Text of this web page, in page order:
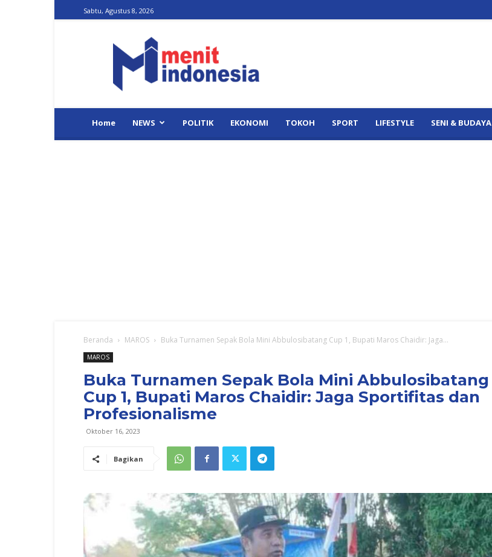
Sabtu, Agustus 8, 2026
Indonesia
Home NEWS POLITIK EKONOMI TOKOH SPORT LIFESTYLE SENI & BUDAYA
Beranda MAROS Buka Turnamen Sepak Bola Mini Abbulosibatang Cup 1, Bupati Maros Chaidir: Jaga...
MAROS
Buka Turnamen Sepak Bola Mini Abbulosibatang
Cup 1, Bupati Maros Chaidir: Jaga Sportifitas dan
Profesionalisme
Oktober 16, 2023
Bagikan